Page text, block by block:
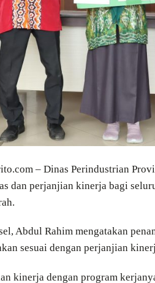
– Dinas Perindustrian
dan perjanjian kinerja bagi
Abdul Rahim mengatakan
sesuai dengan perjanjian
kinerja dengan program